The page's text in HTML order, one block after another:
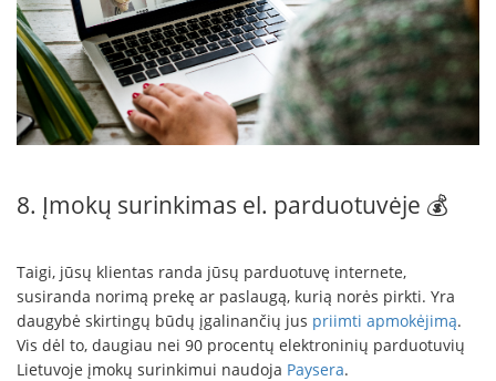
8. Įmokų surinkimas el. parduotuvėje 💰
Taigi, jūsų klientas randa jūsų parduotuvę internete,
susiranda norimą prekę ar paslaugą, kurią norės pirkti. Yra
daugybė skirtingų būdų įgalinančių jus priimti apmokėjimą.
Vis dėl to, daugiau nei 90 procentų elektroninių parduotuvių
Lietuvoje įmokų surinkimui naudoja Paysera.